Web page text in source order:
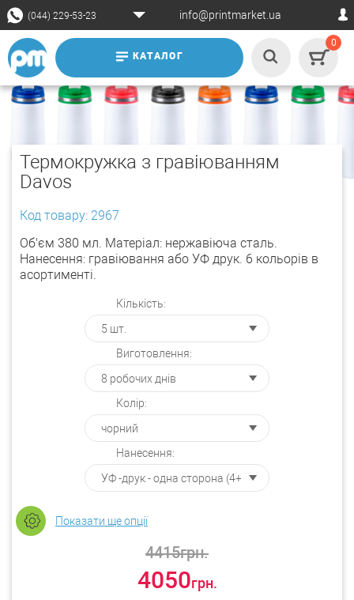
(044) 229-53-23 info@printmarket.ua
КАТАЛОГ
0
Термокружка з гравіюванням
Davos
Код товару: 2967
Об'єм 380 мл. Матеріал: нержавіюча сталь.
Нанесення: гравіювання або УФ друк. 6 кольорів в
асортименті.
Кількість:
Виготовлення:
Колір:
Нанесення:
Показати ще опції
4415грн.
4050грн.